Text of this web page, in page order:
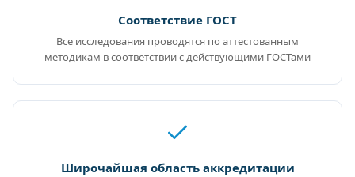
Соответствие ГОСТ
Все исследования проводятся по аттестованным
методикам в соответствии с действующими ГОСТами
Широчайшая область аккредитации